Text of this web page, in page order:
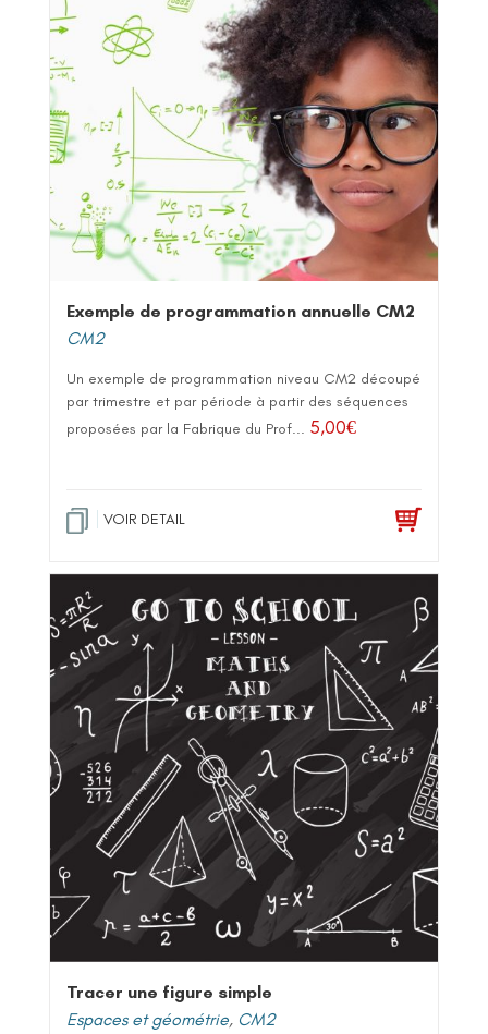
Exemple de programmation annuelle CM2
CM2
Un exemple de programmation niveau CM2 découpé
par trimestre et par période à partir des séquences
proposées par la Fabrique du Prof... 5,00€
VOIR DETAIL
Tracer une figure simple
Espaces et géométrie, CM2